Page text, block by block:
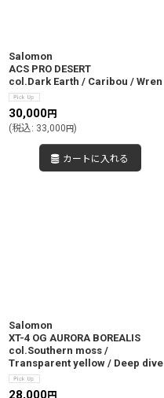
Salomon
ACS PRO DESERT
col.Dark Earth / Caribou / Wren
30,000円
(税込: 33,000円)
カートに入れる
Salomon
XT-4 OG AURORA BOREALIS
col.Southern moss /
Transparent yellow / Deep dive
28,000円